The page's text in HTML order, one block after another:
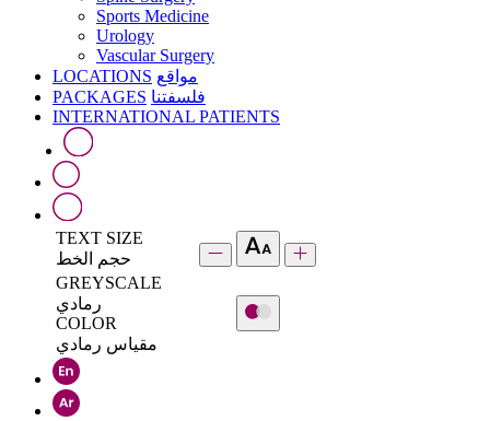
Sports Medicine
Urology
Vascular Surgery
LOCATIONS مواقع
PACKAGES فلسفتنا
INTERNATIONAL PATIENTS
TEXT SIZE
حجم الخط
GREYSCALE
رمادي
COLOR
مقياس رمادي